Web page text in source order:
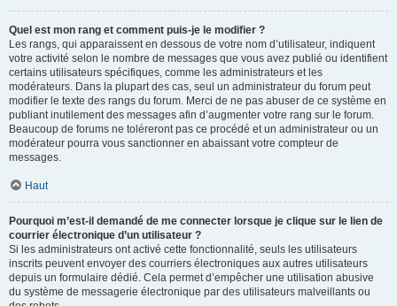
Quel est mon rang et comment puis-je le modifier ?
Les rangs, qui apparaissent en dessous de votre nom d’utilisateur, indiquent
votre activité selon le nombre de messages que vous avez publié ou identifient
certains utilisateurs spécifiques, comme les administrateurs et les
modérateurs. Dans la plupart des cas, seul un administrateur du forum peut
modifier le texte des rangs du forum. Merci de ne pas abuser de ce système en
publiant inutilement des messages afin d’augmenter votre rang sur le forum.
Beaucoup de forums ne toléreront pas ce procédé et un administrateur ou un
modérateur pourra vous sanctionner en abaissant votre compteur de
messages.
Haut
Pourquoi m’est-il demandé de me connecter lorsque je clique sur le lien de
courrier électronique d’un utilisateur ?
Si les administrateurs ont activé cette fonctionnalité, seuls les utilisateurs
inscrits peuvent envoyer des courriers électroniques aux autres utilisateurs
depuis un formulaire dédié. Cela permet d’empêcher une utilisation abusive
du système de messagerie électronique par des utilisateurs malveillants ou